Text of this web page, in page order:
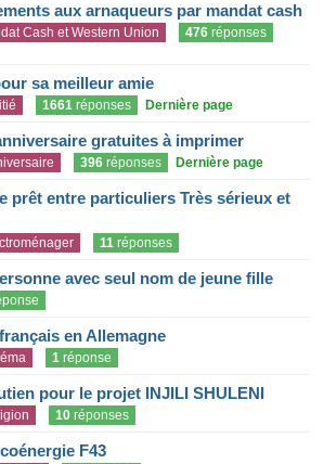
aux arnaqueurs par mandat cash
Cash et Western Union 476 réponses
sa meilleur amie
1661 réponses Dernière page
gratuites à imprimer
396 réponses Dernière page
prêt entre particuliers Très sérieux et
11 réponses
avec seul nom de jeune fille
en Allemagne
1 réponse
pour le projet INJILI SHULENI
10 réponses
F43